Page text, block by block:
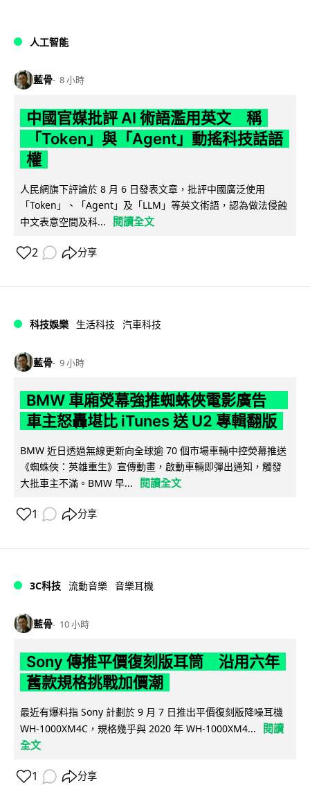
人工智能
藍骨 8 小時
中國官媒批評 AI 術語濫用英文 稱
「Token」與「Agent」動搖科技話語
權
人民網旗下評論於 8 月 6 日發表文章，批評中國廣泛使用
「Token」、「Agent」及「LLM」等英文術語，認為做法侵蝕
中文表意空間及科...
閱讀全文
2 分享
科技娛樂 生活科技 汽車科技
藍骨 9 小時
BMW 車廂熒幕強推蜘蛛俠電影廣告
車主怒轟堪比 iTunes 送 U2 專輯翻版
BMW 近日透過無線更新向全球逾 70 個市場車輛中控熒幕推送
《蜘蛛俠：英雄重生》宣傳動畫，啟動車輛即彈出通知，觸發
大批車主不滿。BMW 早...
閱讀全文
1 分享
3C科技 流動音樂 音樂耳機
藍骨 10 小時
Sony 傳推平價復刻版耳筒 沿用六年
舊款規格挑戰加價潮
最近有爆料指 Sony 計劃於 9 月 7 日推出平價復刻版降噪耳機
WH-1000XM4C，規格幾乎與 2020 年 WH-1000XM4...
閱讀
全文
1 分享